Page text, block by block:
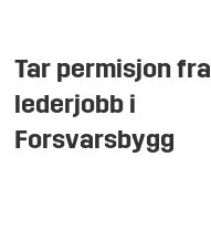
Tar permisjon fra
lederjobb i
Forsvarsbygg